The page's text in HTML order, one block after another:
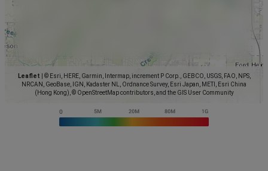
Leaflet
© Esri, HERE, Garmin, Intermap, increment P Corp., GEBCO, USGS, FAO, NPS,
NRCAN, GeoBase, IGN, Kadaster NL, Ordnance Survey, Esri Japan, METI, Esri China
(Hong Kong), © OpenStreetMap contributors, and the GIS User Community